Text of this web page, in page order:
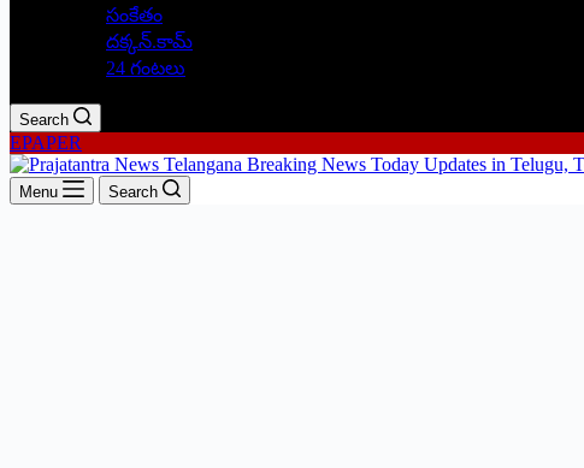
సంకేతం
దక్కన్.కామ్
24 గంటలు
Search
EPAPER
Menu Search